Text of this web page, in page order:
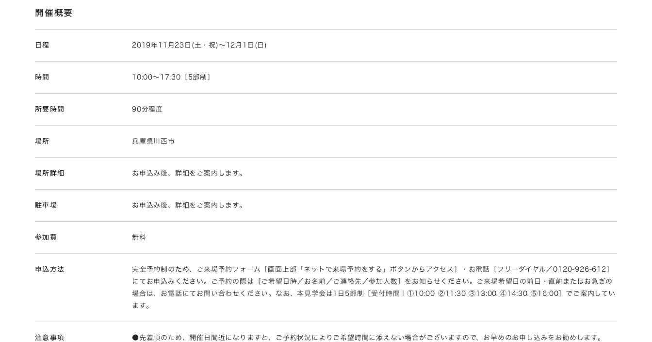
開催概要
日程 2019年11月23日(土・祝)～12月1日(日)
時間 10:00～17:30［5部制］
所要時間 90分程度
場所 兵庫県川西市
場所詳細 お申込み後、詳細をご案内します。
駐車場 お申込み後、詳細をご案内します。
参加費 無料
申込方法
完全予約制のため、ご来場予約フォーム［画面上部「ネットで来場予約をする」ボタンからアクセス］・お電話［フリーダイヤル／0120-926-612］
にてお申込みください。ご予約の際は［ご希望日時／お名前／ご連絡先／参加人数］をお知らせください。ご来場希望日の前日・直前またはお急ぎの
場合は、お電話にてお問い合わせください。なお、本見学会は1日5部制［受付時間｜①10:00 ②11:30 ③13:00 ④14:30 ⑤16:00］でご案内してい
ます。
注意事項
●先着順のため、開催日間近になりますと、ご予約状況によりご希望時間に添えない場合がございますので、お早めのお申し込みをお勧めします。